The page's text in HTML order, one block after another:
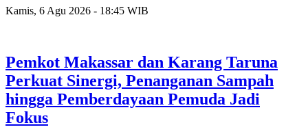
Kamis, 6 Agu 2026 - 18:45 WIB
Pemkot Makassar dan Karang Taruna
Perkuat Sinergi, Penanganan Sampah
hingga Pemberdayaan Pemuda Jadi
Fokus